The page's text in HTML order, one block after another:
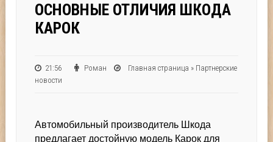
ОСНОВНЫЕ ОТЛИЧИЯ ШКОДА
КАРОК
21:56 Роман Главная страница » Партнерские
новости
Автомобильный производитель Шкода
предлагает достойную модель Карок для